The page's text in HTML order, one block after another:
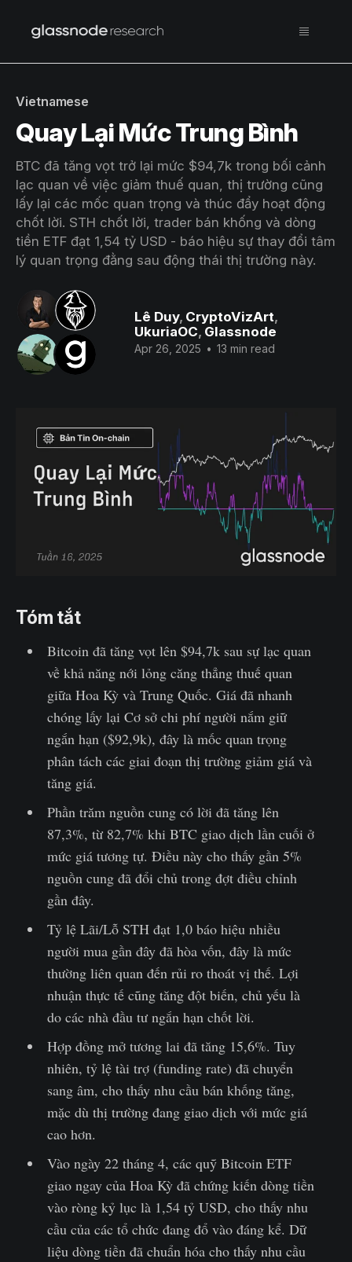
Vietnamese
Quay Lại Mức Trung Bình
BTC đã tăng vọt trở lại mức $94,7k trong bối cảnh
lạc quan về việc giảm thuế quan, thị trường cũng
lấy lại các mốc quan trọng và thúc đẩy hoạt động
chốt lời. STH chốt lời, trader bán khống và dòng
tiền ETF đạt 1,54 tỷ USD - báo hiệu sự thay đổi tâm
lý quan trọng đằng sau động thái thị trường này.
Lê Duy, CryptoVizArt,
UkuriaOC, Glassnode
Apr 26, 2025 • 13 min read
Tóm tắt
Bitcoin đã tăng vọt lên $94,7k sau sự lạc quan
về khả năng nới lỏng căng thẳng thuế quan
giữa Hoa Kỳ và Trung Quốc. Giá đã nhanh
chóng lấy lại Cơ sở chi phí người nắm giữ
ngắn hạn ($92,9k), đây là mốc quan trọng
phân tách các giai đoạn thị trường giảm giá và
tăng giá.
Phần trăm nguồn cung có lời đã tăng lên
87,3%, từ 82,7% khi BTC giao dịch lần cuối ở
mức giá tương tự. Điều này cho thấy gần 5%
nguồn cung đã đổi chủ trong đợt điều chỉnh
gần đây.
Tỷ lệ Lãi/Lỗ STH đạt 1,0 báo hiệu nhiều
người mua gần đây đã hòa vốn, đây là mức
thường liên quan đến rủi ro thoát vị thế. Lợi
nhuận thực tế cũng tăng đột biến, chủ yếu là
do các nhà đầu tư ngắn hạn chốt lời.
Hợp đồng mở tương lai đã tăng 15,6%. Tuy
nhiên, tỷ lệ tài trợ (funding rate) đã chuyển
sang âm, cho thấy nhu cầu bán khống tăng,
mặc dù thị trường đang giao dịch với mức giá
cao hơn.
Vào ngày 22 tháng 4, các quỹ Bitcoin ETF
giao ngay của Hoa Kỳ đã chứng kiến dòng tiền
vào ròng kỷ lục là 1,54 tỷ USD, cho thấy nhu
cầu của các tổ chức đang đổ vào đáng kể. Dữ
liệu dòng tiền đã chuẩn hóa cho thấy nhu cầu